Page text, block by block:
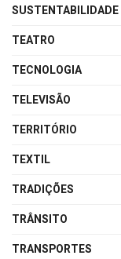
SUSTENTABILIDADE
TEATRO
TECNOLOGIA
TELEVISÃO
TERRITÓRIO
TEXTIL
TRADIÇÕES
TRÂNSITO
TRANSPORTES